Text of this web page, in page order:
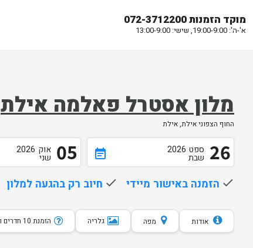
מוקד הזמנות 072-3712200
א'-ה': 19:00-9:00, שישי: 13:00-9:00
מלון אסטרל פאלמה אילת
החוף הצפוני אילת, אילת
event_note 26 ספט 2026
שבת 05 אוק 2026
שני
done הזמנה באישור מיידי done חיוב רק בהגעה למלון
אודות מפה גלריה הזמנת 10 חדרים ויותר